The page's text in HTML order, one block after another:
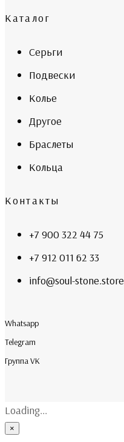
Каталог
Серьги
Подвески
Колье
Другое
Браслеты
Кольца
Контакты
+7 900 322 44 75
+7 912 011 62 33
info@soul-stone.store
Whatsapp
Telegram
Группа VK
Loading...
×